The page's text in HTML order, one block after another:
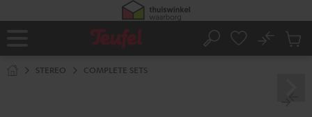
Home
Zoeken
No
STEREO COMPLETE SETS